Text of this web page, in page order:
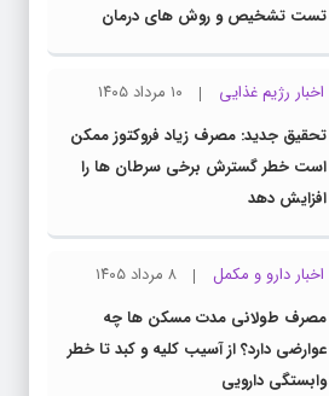
تست تشخیص و روش های درمان
اخبار رژیم غذایی
۱۰ مرداد ۱۴۰۵
تحقیق جدید: مصرف زیاد فروکتوز ممکن
است خطر گسترش برخی سرطان ها را
افزایش دهد
اخبار دارو و مکمل
۸ مرداد ۱۴۰۵
مصرف طولانی مدت مسکن ها چه
عوارضی دارد؟ از آسیب کلیه و کبد تا خطر
وابستگی دارویی